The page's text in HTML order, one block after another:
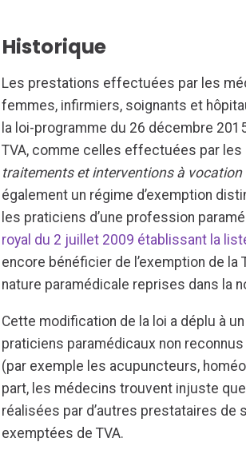
Historique
Les prestations effectuées par les
femmes, infirmiers, soignants et
la loi-programme du 26 décembre
TVA, comme celles effectuées par
traitements et interventions à vocation
également un régime d’exemption
les praticiens d’une profession
royal du 2 juillet 2009 établissant la
encore bénéficier de l’exemption de
nature paramédicale reprises dans la
Cette modification de la loi a déplu à
praticiens paramédicaux non
(par exemple les acupuncteurs,
part, les médecins trouvent injuste
réalisées par d’autres prestataires
exemptées de TVA.